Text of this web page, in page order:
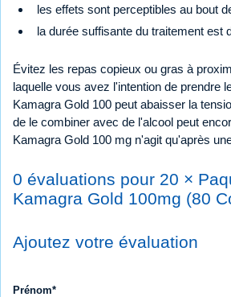
les effets sont perceptibles au bout
la durée suffisante du traitement est
Évitez les repas copieux ou gras à
laquelle vous avez l'intention de prendre
Kamagra Gold 100 peut abaisser la
de le combiner avec de l'alcool peut
Kamagra Gold 100 mg n'agit qu'après
0 évaluations pour 20 ×
Kamagra Gold 100mg (80
Ajoutez votre évaluation
Prénom*